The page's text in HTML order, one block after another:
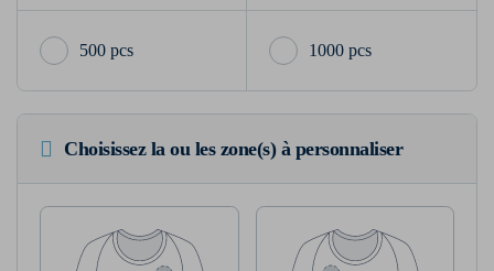
500 pcs 1000 pcs
Choisissez la ou les zone(s) à personnaliser